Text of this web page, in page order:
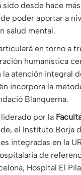
desde hace
poder aportar a
salud mental.
en torno a
humanística
atención integral
incorpora la
Blanquerna.
por la
el Instituto
integradas en la
de
​​Hospital El